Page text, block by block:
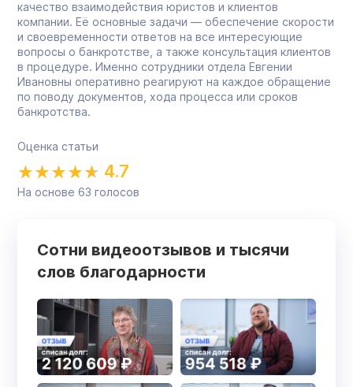
качество взаимодействия юристов и клиентов
компании. Её основные задачи — обеспечение скорости
и своевременности ответов на все интересующие
вопросы о банкротстве, а также консультация клиентов
в процедуре. Именно сотрудники отдела Евгении
Ивановны оперативно реагируют на каждое обращение
по поводу документов, хода процесса или сроков
банкротства.
Оценка статьи
4.7
На основе 63 голосов
Сотни видеоотзывов и тысячи
слов благодарности